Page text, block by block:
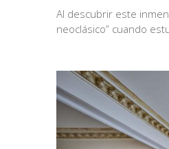
Al descubrir este
neoclásico” cuando